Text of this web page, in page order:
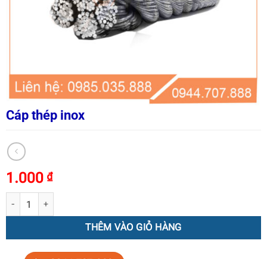
Cáp thép inox
1.000 ₫
Cáp thép inox số lượng
THÊM VÀO GIỎ HÀNG